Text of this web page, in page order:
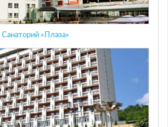
Санаторий «Плаза»